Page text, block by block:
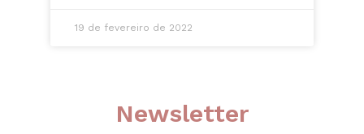
19 de fevereiro de 2022
Newsletter